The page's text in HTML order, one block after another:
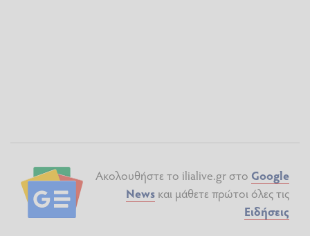
Ακολουθήστε το ilialive.gr στο Google
News και μάθετε πρώτοι όλες τις
Ειδήσεις